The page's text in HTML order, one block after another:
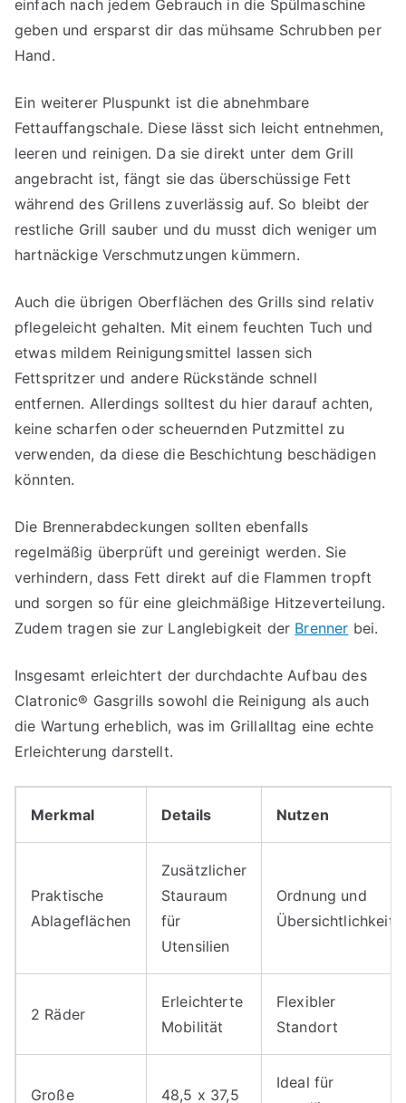
einfach nach jedem Gebrauch in die Spülmaschine
geben und ersparst dir das mühsame Schrubben per
Hand.
Ein weiterer Pluspunkt ist die abnehmbare
Fettauffangschale. Diese lässt sich leicht entnehmen,
leeren und reinigen. Da sie direkt unter dem Grill
angebracht ist, fängt sie das überschüssige Fett
während des Grillens zuverlässig auf. So bleibt der
restliche Grill sauber und du musst dich weniger um
hartnäckige Verschmutzungen kümmern.
Auch die übrigen Oberflächen des Grills sind relativ
pflegeleicht gehalten. Mit einem feuchten Tuch und
etwas mildem Reinigungsmittel lassen sich
Fettspritzer und andere Rückstände schnell
entfernen. Allerdings solltest du hier darauf achten,
keine scharfen oder scheuernden Putzmittel zu
verwenden, da diese die Beschichtung beschädigen
könnten.
Die Brennerabdeckungen sollten ebenfalls
regelmäßig überprüft und gereinigt werden. Sie
verhindern, dass Fett direkt auf die Flammen tropft
und sorgen so für eine gleichmäßige Hitzeverteilung.
Zudem tragen sie zur Langlebigkeit der Brenner bei.
Insgesamt erleichtert der durchdachte Aufbau des
Clatronic® Gasgrills sowohl die Reinigung als auch
die Wartung erheblich, was im Grillalltag eine echte
Erleichterung darstellt.
Merkmal Details Nutzen
Praktische
Ablageflächen
Zusätzlicher
Stauraum
für
Utensilien
Ordnung und
Übersichtlichkeit
2 Räder
Erleichterte
Mobilität
Flexibler
Standort
Große 48,5 x 37,5
Ideal für